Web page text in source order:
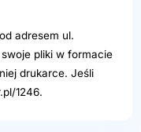
adresem ul.
pliki w formacie
drukarce. Jeśli
1246.